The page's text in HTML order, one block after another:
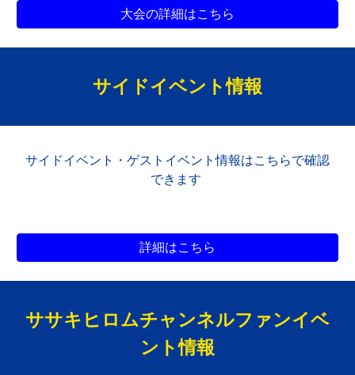
大会の詳細はこちら
サイドイベント情報
サイドイベント・ゲストイベント情報はこちらで確認
できます
詳細はこちら
ササキヒロムチャンネルファンイベ
ント情報